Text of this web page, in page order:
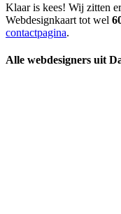
Klaar is kees! Wij zitten
Webdesignkaart tot wel
contactpagina.
Alle webdesigners uit